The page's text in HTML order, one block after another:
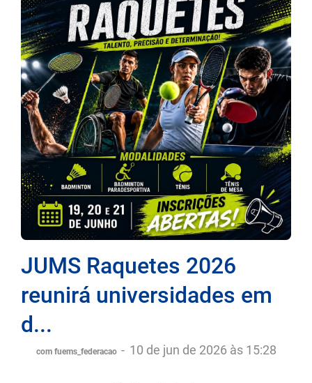
JUMS Raquetes 2026
reunirá universidades em
d...
com fuems_federacao - 10 de jun de 2026 às 15:28